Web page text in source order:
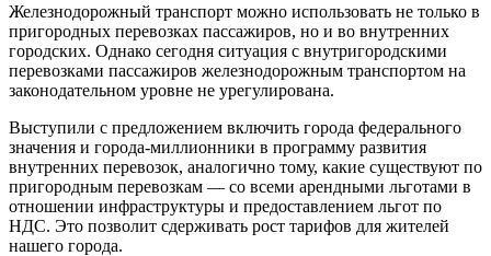
Железнодорожный транспорт можно использовать не только в
пригородных перевозках пассажиров, но и во внутренних
городских. Однако сегодня ситуация с внутригородскими
перевозками пассажиров железнодорожным транспортом на
законодательном уровне не урегулирована.
Выступили с предложением включить города федерального
значения и города-миллионники в программу развития
внутренних перевозок, аналогично тому, какие существуют по
пригородным перевозкам — со всеми арендными льготами в
отношении инфраструктуры и предоставлением льгот по
НДС. Это позволит сдерживать рост тарифов для жителей
нашего города.